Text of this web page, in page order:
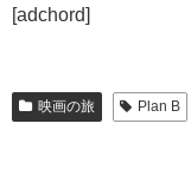
[adchord]
映画の旅 Plan B